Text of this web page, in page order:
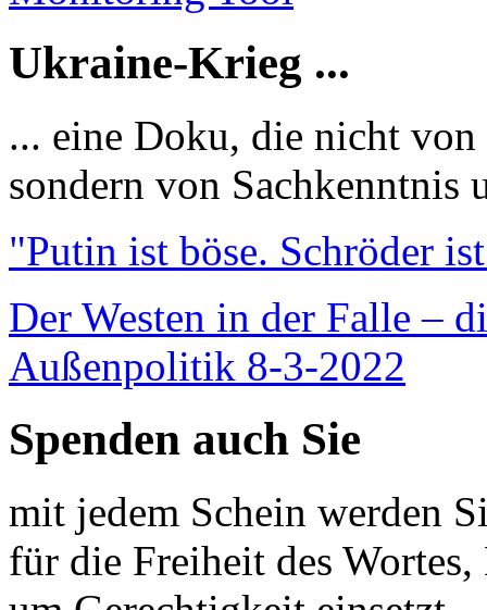
Ukraine-Krieg ...
... eine Doku, die nicht
sondern von Sachkenntnis
"Putin ist böse. Schröder
Der Westen in der Falle –
Außenpolitik 8-3-2022
Spenden auch Sie
mit jedem Schein werden
für die Freiheit des